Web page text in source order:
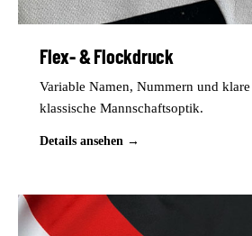
Flex- & Flockdruck
Variable Namen, Nummern und
klassische Mannschaftsoptik.
Details ansehen →